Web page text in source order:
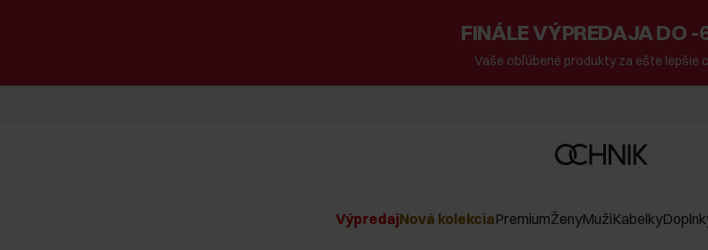
FINÁLE VÝPREDAJA DO -
Vaše obľúbené produkty za ešte lepšie
VýpredajNová kolekciaPremiumŽenyMužiKabelky